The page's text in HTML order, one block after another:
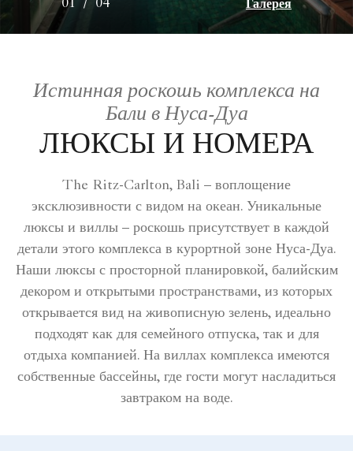
01 / 04 Галерея
Истинная роскошь комплекса на
Бали в Нуса-Дуа
ЛЮКСЫ И НОМЕРА
The Ritz-Carlton, Bali – воплощение
эксклюзивности с видом на океан. Уникальные
люксы и виллы – роскошь присутствует в каждой
детали этого комплекса в курортной зоне Нуса-Дуа.
Наши люксы с просторной планировкой, балийским
декором и открытыми пространствами, из которых
открывается вид на живописную зелень, идеально
подходят как для семейного отпуска, так и для
отдыха компанией. На виллах комплекса имеются
собственные бассейны, где гости могут насладиться
завтраком на воде.